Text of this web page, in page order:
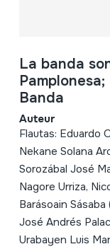
La banda
Banda
Auteur
Flautas: Eduardo
Nekane Solana
Sorozábal José
Nagore Urriza,
Barásoain
José Andrés
Urabayen Luis